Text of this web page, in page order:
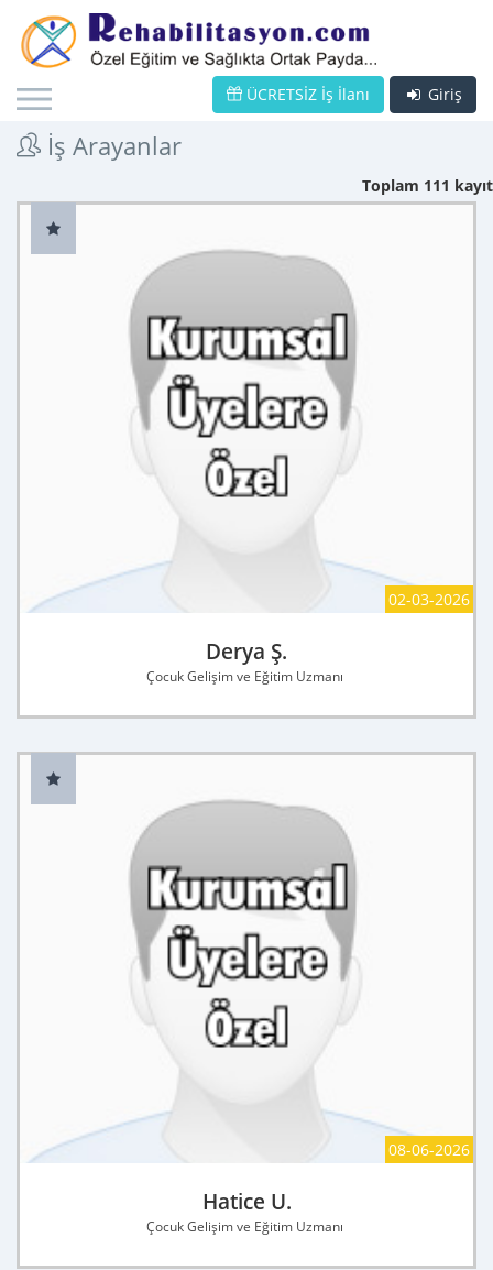
Giriş
ÜCRETSİZ İş İlanı
İş Arayanlar
Toplam 111 kayıt
02-03-2026
Derya Ş.
Çocuk Gelişim ve Eğitim Uzmanı
08-06-2026
Hatice U.
Çocuk Gelişim ve Eğitim Uzmanı